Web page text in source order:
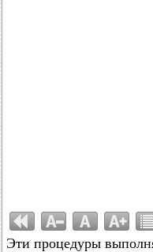
Эти процедуры